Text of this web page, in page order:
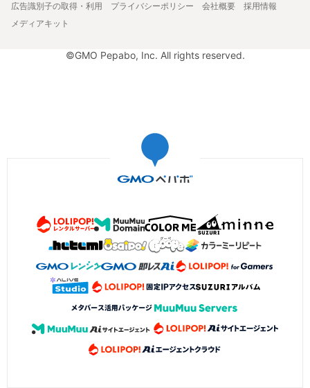
広告識別子の取得・利用
プライバシーポリシー 会社概要
採用情報
メディアキット
©GMO Pepabo, Inc. All rights reserved.